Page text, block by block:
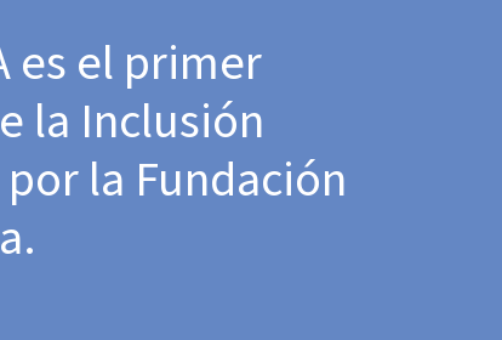
es el primer
la Inclusión
la Fundación